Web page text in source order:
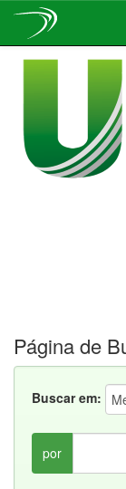
Página de
Buscar em:
por